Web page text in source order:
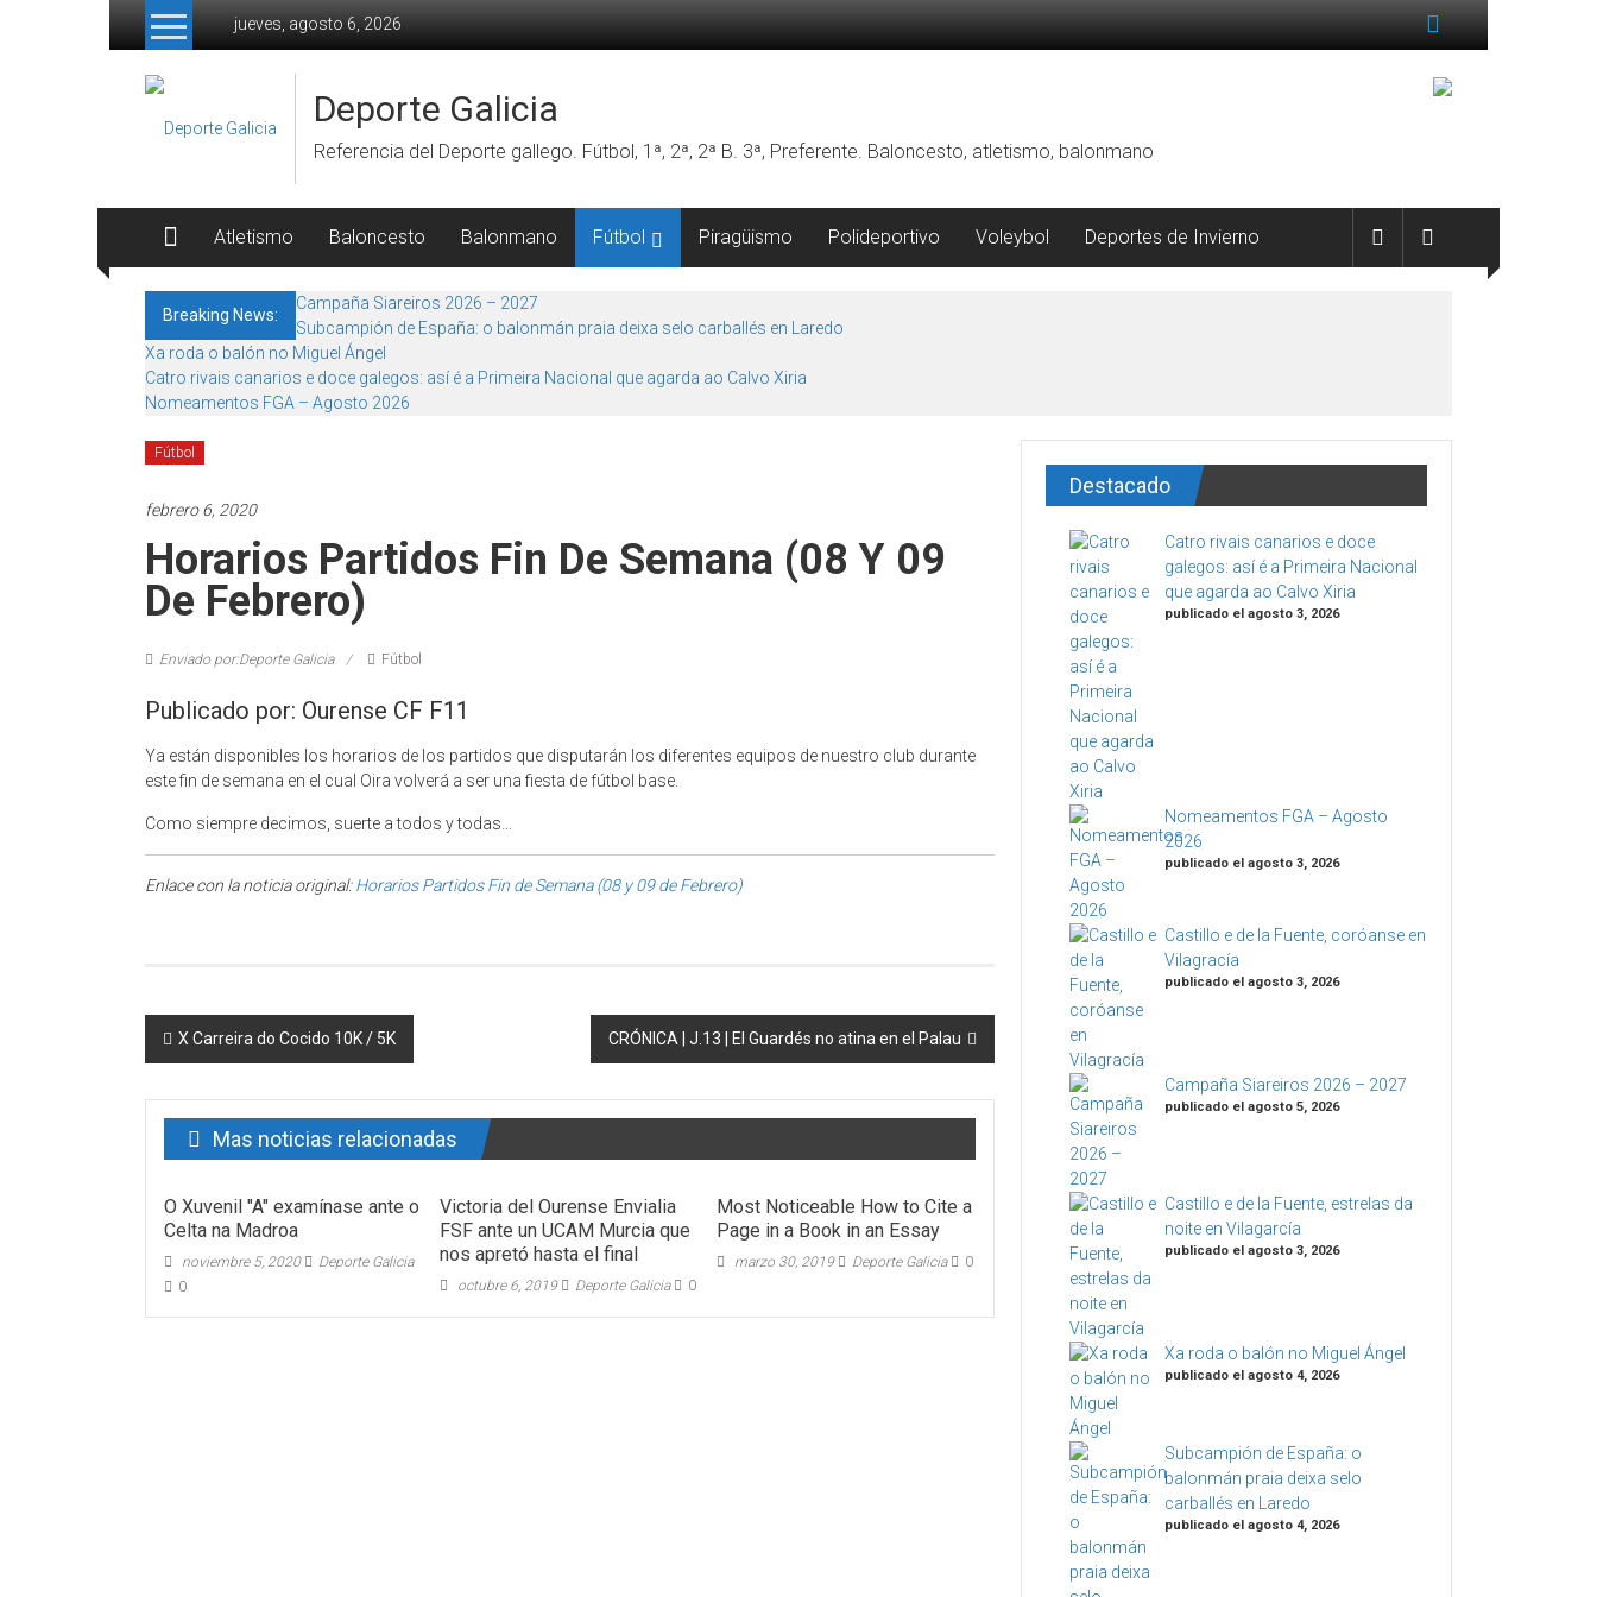
Skip to content
jueves, agosto 6, 2026
Deporte Galicia
Referencia del Deporte gallego. Fútbol, 1ª, 2ª, 2ª B. 3ª, Preferente. Baloncesto, atletismo, balonmano
Atletismo Baloncesto Balonmano Fútbol Piragüismo Polideportivo Voleybol Deportes de Invierno
Breaking News:
Campaña Siareiros 2026 – 2027
Subcampión de España: o balonmán praia deixa selo carballés en Laredo
Xa roda o balón no Miguel Ángel
Catro rivais canarios e doce galegos: así é a Primeira Nacional que agarda ao Calvo Xiria
Nomeamentos FGA – Agosto 2026
Fútbol
febrero 6, 2020
Horarios Partidos Fin De Semana (08 Y 09
De Febrero)
Enviado por:Deporte Galicia Fútbol
Publicado por: Ourense CF F11
Ya están disponibles los horarios de los partidos que disputarán los diferentes equipos de nuestro club durante
este fin de semana en el cual Oira volverá a ser una fiesta de fútbol base.
Como siempre decimos, suerte a todos y todas…
Enlace con la noticia original:Horarios Partidos Fin de Semana (08 y 09 de Febrero)
Post navigation
X Carreira do Cocido 10K / 5K CRÓNICA | J.13 | El Guardés no atina en el Palau
Mas noticias relacionadas
O Xuvenil "A" examínase ante o
Celta na Madroa
noviembre 5, 2020
Deporte Galicia
0
Victoria del Ourense Envialia
FSF ante un UCAM Murcia que
nos apretó hasta el final
octubre 6, 2019 Deporte Galicia 0
Most Noticeable How to Cite a
Page in a Book in an Essay
marzo 30, 2019 Deporte Galicia 0
Destacado
Catro rivais canarios e doce
galegos: así é a Primeira Nacional
que agarda ao Calvo Xiria
publicado el agosto 3, 2026
Nomeamentos FGA – Agosto
2026
publicado el agosto 3, 2026
Castillo e de la Fuente, coróanse en
Vilagracía
publicado el agosto 3, 2026
Campaña Siareiros 2026 – 2027
publicado el agosto 5, 2026
Castillo e de la Fuente, estrelas da
noite en Vilagarcía
publicado el agosto 3, 2026
Xa roda o balón no Miguel Ángel
publicado el agosto 4, 2026
Subcampión de España: o
balonmán praia deixa selo
carballés en Laredo
publicado el agosto 4, 2026